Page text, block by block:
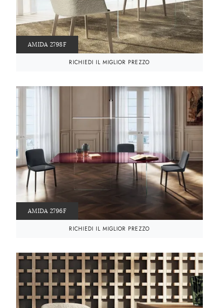
AMIDA 2798F
RICHIEDI IL MIGLIOR PREZZO
AMIDA 2796F
RICHIEDI IL MIGLIOR PREZZO